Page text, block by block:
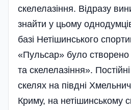
скелелазіння. Відразу
знайти у цьому
базі Нетішинського
«Пульсар» було створено
та скелелазіння».
скелях на півдні
Криму, на нетішинському